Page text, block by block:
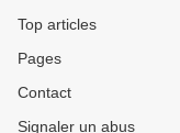
Top articles
Pages
Contact
Signaler un abus